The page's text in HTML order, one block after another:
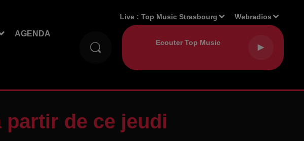
AGENDA
Live :Top Music Strasbourg Webradios
partir de ce jeudi